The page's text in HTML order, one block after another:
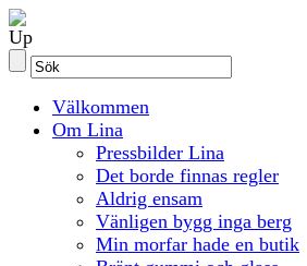
Välkommen
Om Lina
Pressbilder Lina
Det borde finnas regler
Aldrig ensam
Vänligen bygg inga berg
Min morfar hade en butik